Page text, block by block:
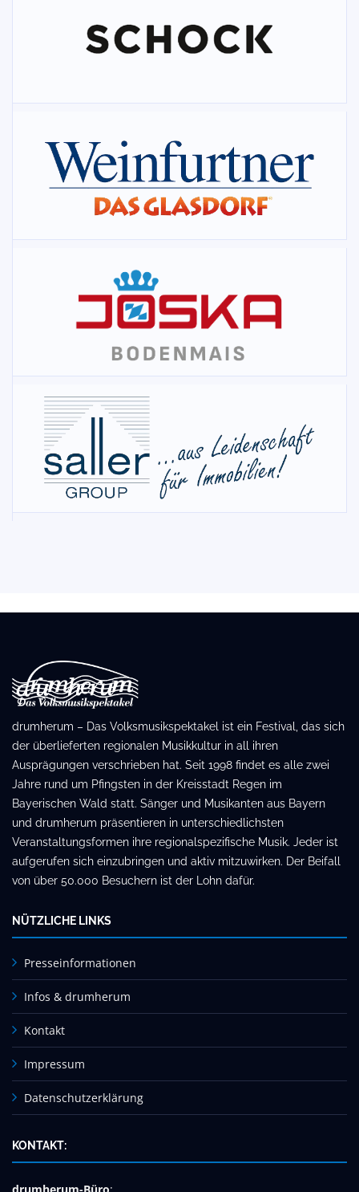
drumherum – Das Volksmusikspektakel ist ein Festival, das sich
der überlieferten regionalen Musikkultur in all ihren
Ausprägungen verschrieben hat. Seit 1998 findet es alle zwei
Jahre rund um Pfingsten in der Kreisstadt Regen im
Bayerischen Wald statt. Sänger und Musikanten aus Bayern
und drumherum präsentieren in unterschiedlichsten
Veranstaltungsformen ihre regionalspezifische Musik. Jeder ist
aufgerufen sich einzubringen und aktiv mitzuwirken. Der Beifall
von über 50.000 Besuchern ist der Lohn dafür.
NÜTZLICHE LINKS
Presseinformationen
Infos & drumherum
Kontakt
Impressum
Datenschutzerklärung
KONTAKT: